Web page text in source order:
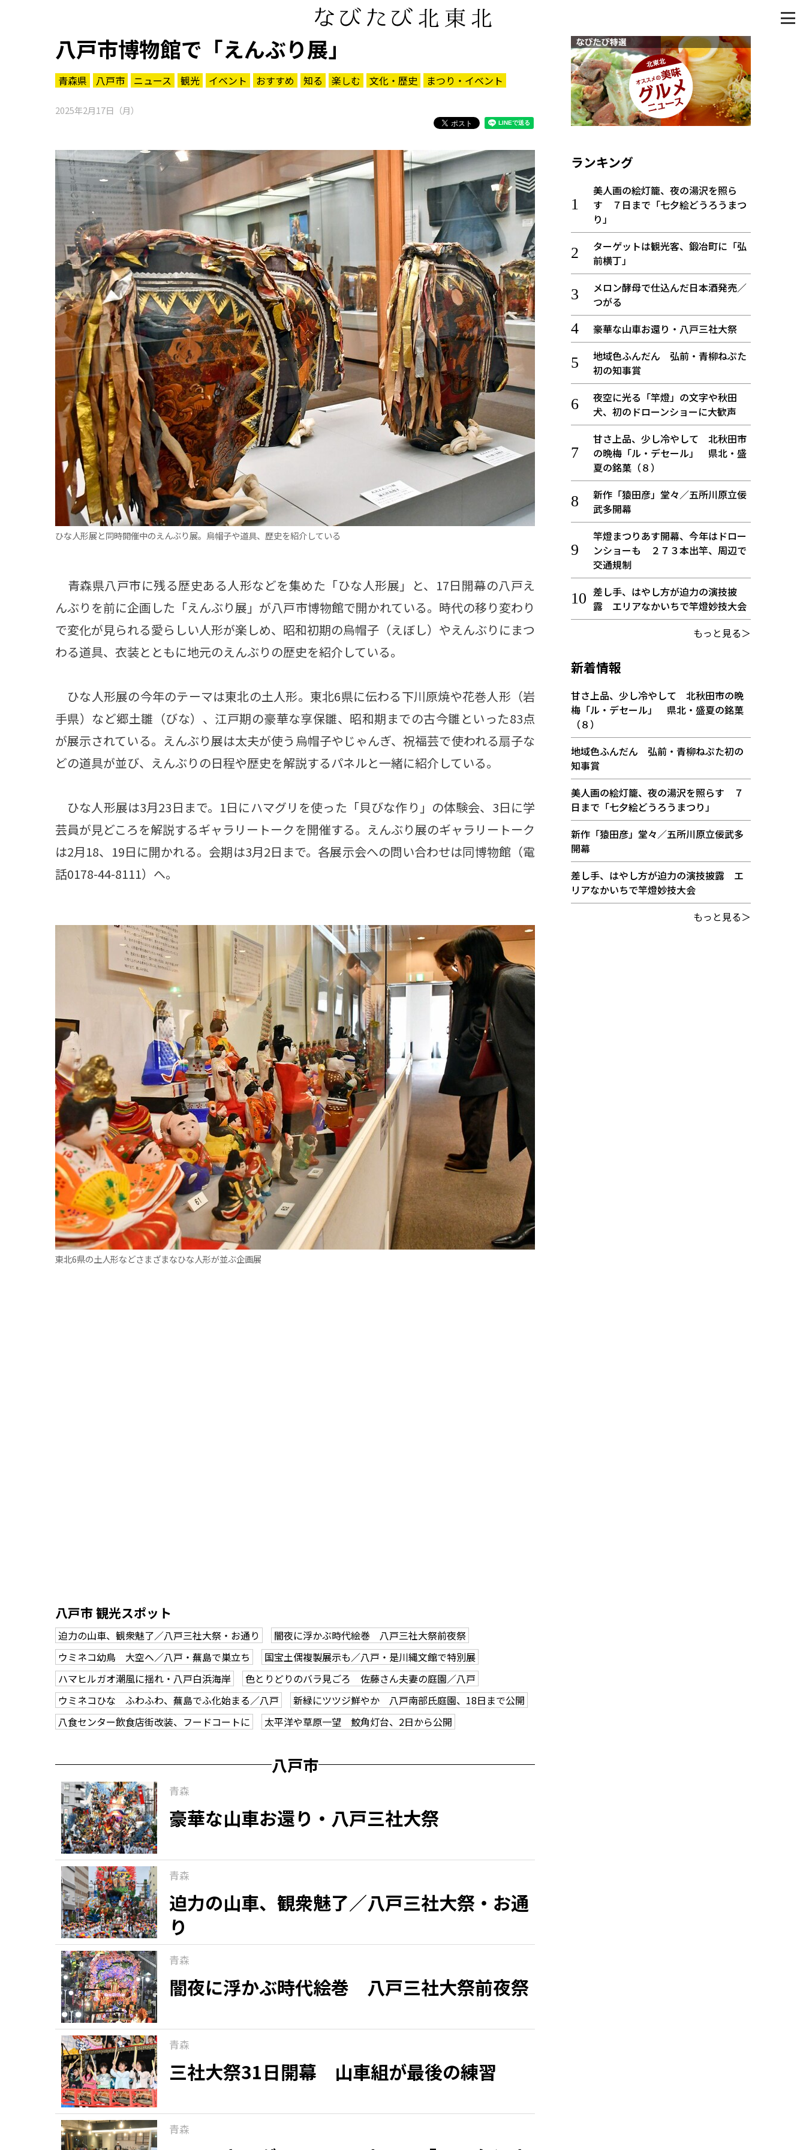
八戸市博物館で「えんぶり展」
青森県 八戸市 ニュース 観光 イベント おすすめ 知る 楽しむ 文化・歴史 まつり・イベント
2025年2月17日（月）
ひな人形展と同時開催中のえんぶり展。烏帽子や道具、歴史を紹介している
青森県八戸市に残る歴史ある人形などを集めた「ひな人形展」と、17日開幕の八戸え
んぶりを前に企画した「えんぶり展」が八戸市博物館で開かれている。時代の移り変わり
で変化が見られる愛らしい人形が楽しめ、昭和初期の烏帽子（えぼし）やえんぶりにまつ
わる道具、衣装とともに地元のえんぶりの歴史を紹介している。
ひな人形展の今年のテーマは東北の土人形。東北6県に伝わる下川原焼や花巻人形（岩
手県）など郷土雛（びな）、江戸期の豪華な享保雛、昭和期までの古今雛といった83点
が展示されている。えんぶり展は太夫が使う烏帽子やじゃんぎ、祝福芸で使われる扇子な
どの道具が並び、えんぶりの日程や歴史を解説するパネルと一緒に紹介している。
ひな人形展は3月23日まで。1日にハマグリを使った「貝びな作り」の体験会、3日に学
芸員が見どころを解説するギャラリートークを開催する。えんぶり展のギャラリートーク
は2月18、19日に開かれる。会期は3月2日まで。各展示会への問い合わせは同博物館（電
話0178-44-8111）へ。
東北6県の土人形などさまざまなひな人形が並ぶ企画展
八戸市 観光スポット
迫力の山車、観衆魅了／八戸三社大祭・お通り
闇夜に浮かぶ時代絵巻 八戸三社大祭前夜祭
ウミネコ幼鳥 大空へ／八戸・蕪島で巣立ち
国宝土偶複製展示も／八戸・是川縄文館で特別展
ハマヒルガオ潮風に揺れ・八戸白浜海岸
色とりどりのバラ見ごろ 佐藤さん夫妻の庭園／八戸
ウミネコひな ふわふわ、蕪島でふ化始まる／八戸
新緑にツツジ鮮やか 八戸南部氏庭園、18日まで公開
八食センター飲食店街改装、フードコートに
太平洋や草原一望 鮫角灯台、2日から公開
八戸市
青森
豪華な山車お還り・八戸三社大祭
青森
迫力の山車、観衆魅了／八戸三社大祭・お通
り
青森
闇夜に浮かぶ時代絵巻 八戸三社大祭前夜祭
青森
三社大祭31日開幕 山車組が最後の練習
青森
ランキング
美人画の絵灯籠、夜の湯沢を照ら
す ７日まで「七夕絵どうろうまつ
り」
ターゲットは観光客、鍛冶町に「弘
前横丁」
メロン酵母で仕込んだ日本酒発売／
つがる
豪華な山車お還り・八戸三社大祭
地域色ふんだん 弘前・青柳ねぷた
初の知事賞
夜空に光る「竿燈」の文字や秋田
犬、初のドローンショーに大歓声
甘さ上品、少し冷やして 北秋田市
の晩梅「ル・デセール」 県北・盛
夏の銘菓（８）
新作「猿田彦」堂々／五所川原立佞
武多開幕
竿燈まつりあす開幕、今年はドロー
ンショーも ２７３本出竿、周辺で
交通規制
差し手、はやし方が迫力の演技披
露 エリアなかいちで竿燈妙技大会
もっと見る＞
新着情報
甘さ上品、少し冷やして 北秋田市の晩
梅「ル・デセール」 県北・盛夏の銘菓
（８）
地域色ふんだん 弘前・青柳ねぷた初の
知事賞
美人画の絵灯籠、夜の湯沢を照らす ７
日まで「七夕絵どうろうまつり」
新作「猿田彦」堂々／五所川原立佞武多
開幕
差し手、はやし方が迫力の演技披露 エ
リアなかいちで竿燈妙技大会
もっと見る＞
パワースポット
まつり・イベント
おみやげ・特産
道の駅・産直
アウトドア・レジャー
ご当地グルメ